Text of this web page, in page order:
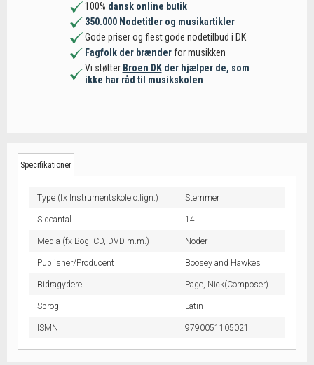
100% dansk online butik
350.000 Nodetitler og musikartikler
Gode priser og flest gode nodetilbud i DK
Fagfolk der brænderfor musikken
Vi støtter Broen DKder hjælper de, som
ikke har råd til musikskolen
Specifikationer
Type (fx Instrumentskole o.lign.) Stemmer
Sideantal 14
Media (fx Bog, CD, DVD m.m.) Noder
Publisher/Producent Boosey and Hawkes
Bidragydere Page, Nick(Composer)
Sprog Latin
ISMN 9790051105021